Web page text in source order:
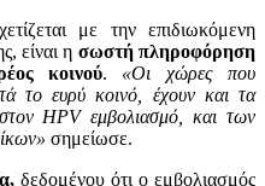
με την επιδιωκόμενη
είναι η σωστή πληροφόρηση
κοινού. «Οι χώρες που
το ευρύ κοινό, έχουν και τα
HPV εμβολιασμό, και των
σημείωσε.
δεδομένου ότι ο εμβολιασμός